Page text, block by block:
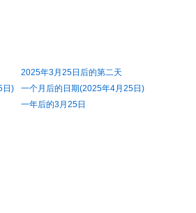
2025年3月25日后的第二天
日)
一个月后的日期(2025年4月25日)
一年后的3月25日